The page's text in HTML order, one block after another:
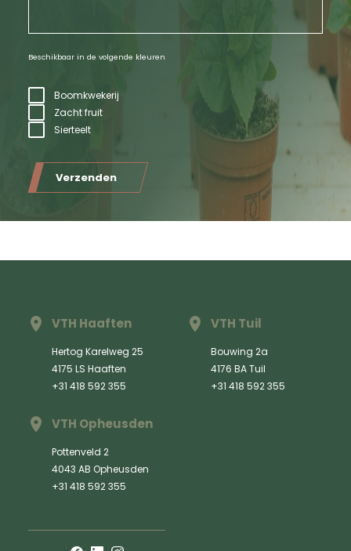
Beschikbaar in de volgende kleuren
Boomkwekerij
Zacht fruit
Sierteelt
Verzenden
VTH Haaften
Hertog Karelweg 25
4175 LS Haaften
+31 418 592 355
VTH Tuil
Bouwing 2a
4176 BA Tuil
+31 418 592 355
VTH Opheusden
Pottenveld 2
4043 AB Opheusden
+31 418 592 355